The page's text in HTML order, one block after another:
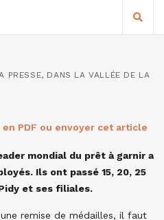
PRESSE, DANS LA VALLÉE DE LA
PDF ou envoyer cet article
mondial du prêt à garnir a
Ils ont passé 15, 20, 25
et ses filiales.
remise de médailles, il faut